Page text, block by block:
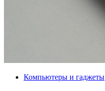
Компьютеры и гаджеты